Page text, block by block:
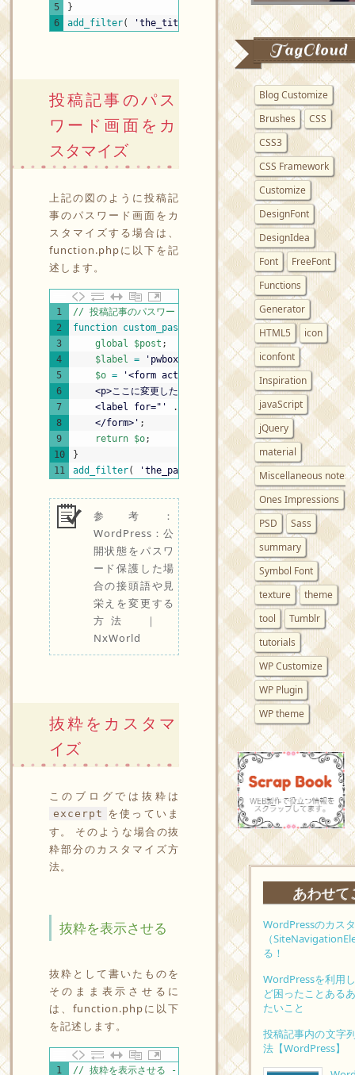
5
6
}
add_filter( 'the_title' 'change_hoge_title' );
投稿記事のパス
ワード画面をカ
スタマイズ
上記の図のように投稿記
事のパスワード画面をカ
スタマイズする場合は、
function.phpに以下を記
述します。
PHP
1
2
3
4
5
6
7
8
9
10
11
// 投稿記事のパスワード画面をカスタマイズ
function
custom_password_form ()
{
global
$post ;
$label
= 'pwbox-' empty( $post->ID ) rand()
$o = '<form action="' esc_url( site_url
<p>ここに変更した文章を書いていくよ！<br />ここに変
	<label for="'
. . '">' . __(
"パスワード
	</form>'
;
return
$o;
}
add_filter( 'the_password_form' ,
参考：
WordPress：公
開状態をパスワ
ード保護した場
合の接頭語や見
栄えを変更する
方法 ｜
NxWorld
抜粋をカスタマ
イズ
このブログでは抜粋は
excerpt を使っていま
す。 そのような場合の抜
粋部分のカスタマイズ方
法。
抜粋を表示させる
抜粋として書いたものを
そのまま表示させるに
は、function.phpに以下
を記述します。
PHP
1
// 抜粋を表示させる
TagCloud
Blog Customize
Brushes
CSS
CSS3
CSS Framework
Customize
DesignFont
DesignIdea
Font
FreeFont
Functions
Generator
HTML5
icon
iconfont
Inspiration
javaScript
jQuery
material
Miscellaneous notes
Ones Impressions
PSD
Sass
summary
Symbol Font
texture
theme
tool
Tumblr
tutorials
WP Customize
WP Plugin
WP theme
あわせて
WordPressのカス
（
る！
WordPressを利用
ど困ったことある
たいこと
投稿記事内の文字
法【WordPress】